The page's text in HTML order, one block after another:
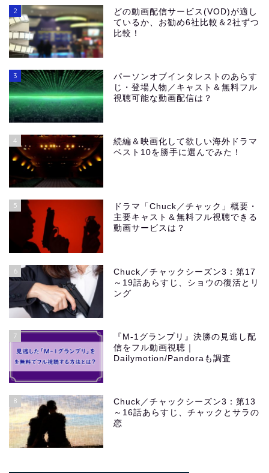
2
どの動画配信サービス(VOD)が適し
ているか、お勧め6社比較＆2社ずつ
比較！
3
パーソンオブインタレストのあらす
じ・登場人物／キャスト＆無料フル
視聴可能な動画配信は？
4
続編＆映画化して欲しい海外ドラマ
ベスト10を勝手に選んでみた！
5
ドラマ「Chuck／チャック」概要・
主要キャスト＆無料フル視聴できる
動画サービスは？
6
Chuck／チャックシーズン3：第17
～19話あらすじ、ショウの復活とリ
ング
7
『M-1グランプリ』決勝の見逃し配
信をフル動画視聴｜
Dailymotion/Pandoraも調査
8
Chuck／チャックシーズン3：第13
～16話あらすじ、チャックとサラの
恋